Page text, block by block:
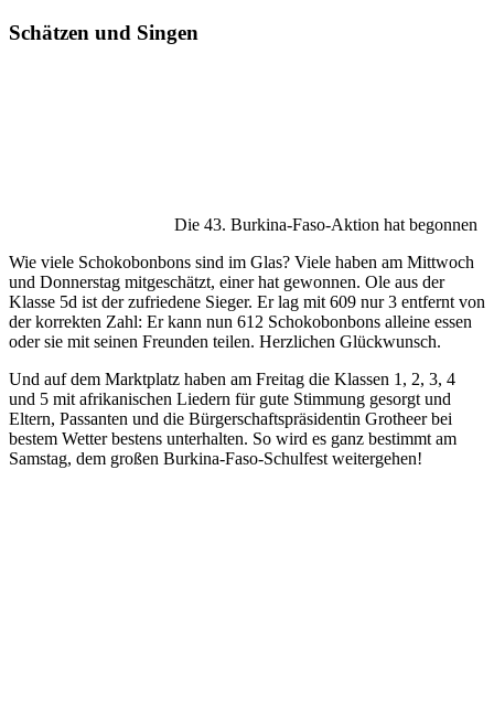
Schätzen und Singen
Die 43. Burkina-Faso-Aktion hat begonnen
Wie viele Schokobonbons sind im Glas? Viele haben am Mittwoch
und Donnerstag mitgeschätzt, einer hat gewonnen. Ole aus der
Klasse 5d ist der zufriedene Sieger. Er lag mit 609 nur 3 entfernt von
der korrekten Zahl: Er kann nun 612 Schokobonbons alleine essen
oder sie mit seinen Freunden teilen. Herzlichen Glückwunsch.
Und auf dem Marktplatz haben am Freitag die Klassen 1, 2, 3, 4
und 5 mit afrikanischen Liedern für gute Stimmung gesorgt und
Eltern, Passanten und die Bürgerschaftspräsidentin Grotheer bei
bestem Wetter bestens unterhalten. So wird es ganz bestimmt am
Samstag, dem großen Burkina-Faso-Schulfest weitergehen!